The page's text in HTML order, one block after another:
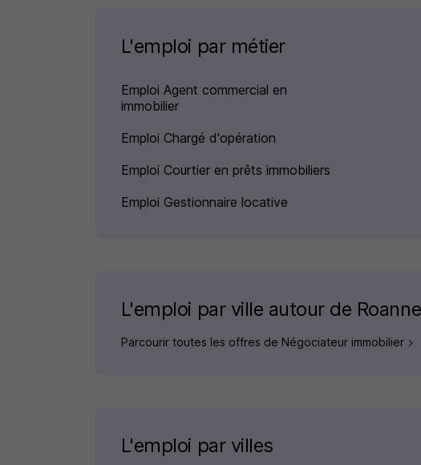
L'emploi par métier
Emploi Agent commercial en
immobilier
Emploi Chargé d'opération
Emploi Courtier en prêts immobiliers
Emploi Gestionnaire locative
L'emploi par ville autour de Roanne
Parcourir toutes les offres de Négociateur immobilier
L'emploi par villes